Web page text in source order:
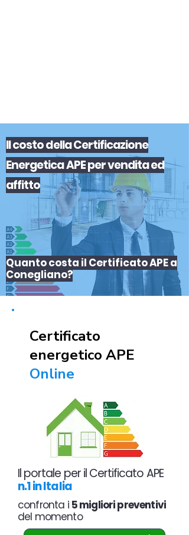
IlcostodellaCertificazione
Energetica APEpervenditaed
affitto
Quanto costa il Certificato APE a
Conegliano?
Certificato
energetico APE
Online
Il portale per il Certificato APE
n.1 in Italia
confronta i 5 migliori preventivi
del momento